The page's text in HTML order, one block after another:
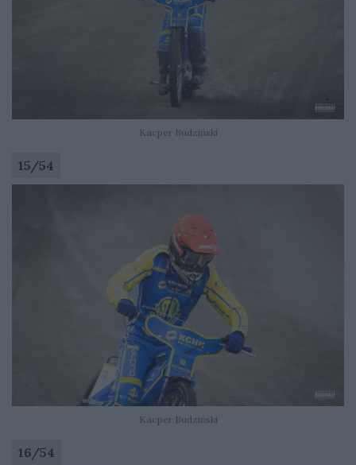
Kacper Budziński
15/54
Kacper Budziński
16/54